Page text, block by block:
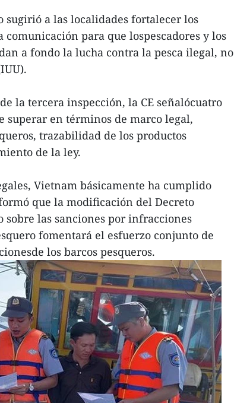
sugirió a las localidades fortalecer los
para que lospescadores y los
a fondo la lucha contra la pesca ilegal, no
la tercera inspección, la CE señalócuatro
superar en términos de marco legal,
trazabilidad de los productos
de la ley.
Vietnam básicamente ha cumplido
que la modificación del Decreto
sobre las sanciones por infracciones
fomentará el esfuerzo conjunto de
los barcos pesqueros.